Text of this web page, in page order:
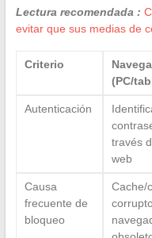
Lectura recomendada :
evitar que sus medias de
Criterio
(PC/
Autenticación
través
web
Causa
frecuente de
bloqueo
Cache/